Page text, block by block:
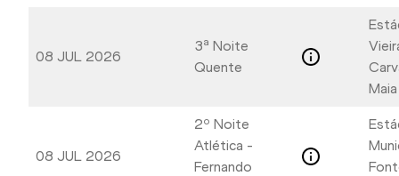
08 JUL 2026
3ª Noite
Quente
08 JUL 2026
2º Noite
Atlética -
Fernando